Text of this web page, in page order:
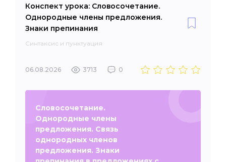
Конспект урока: Словосочетание.
Однородные члены предложения.
Знаки препинания
Синтаксис и пунктуация
06.08.2026 3713 0
Словосочетание.
Однородные члены
предложения. Связь
однородных членов
предложения. Знаки